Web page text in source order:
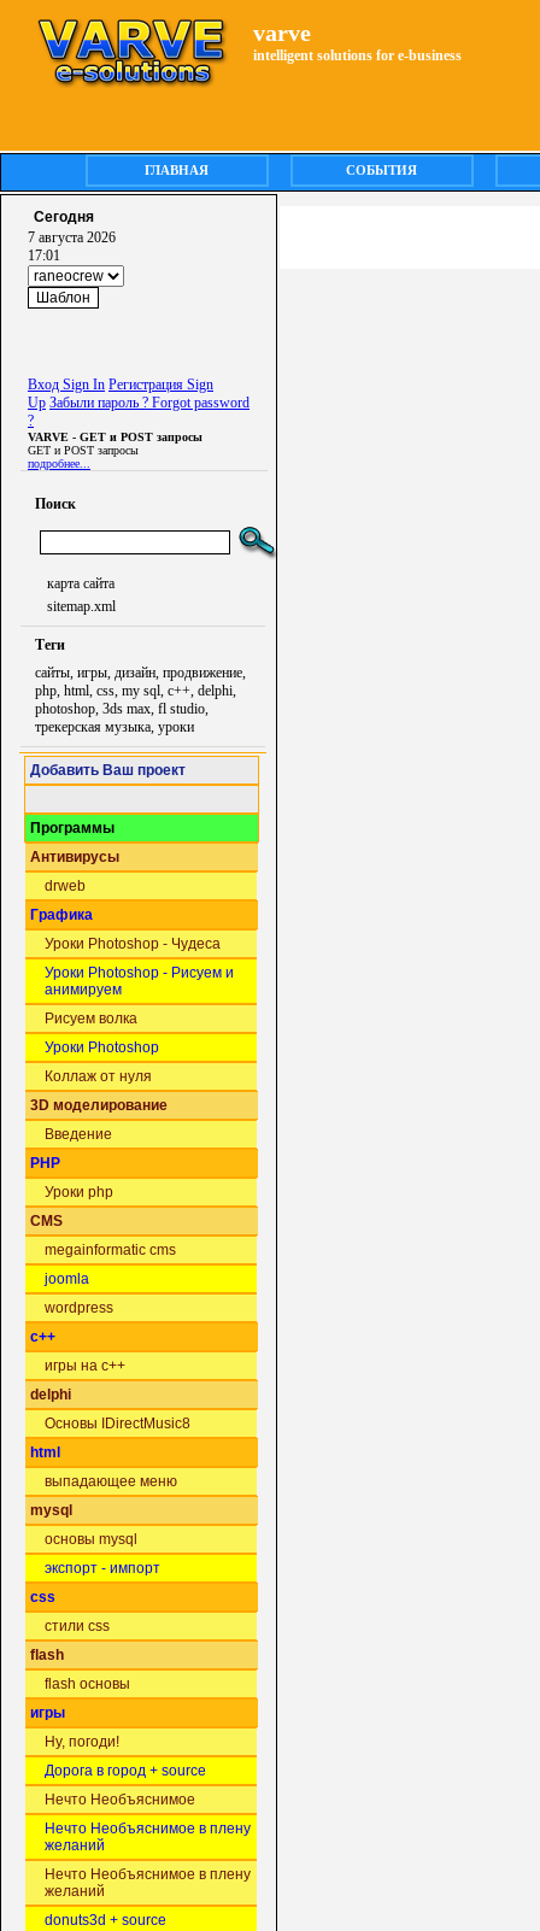
varve
intelligent solutions for e-business
ГЛАВНАЯ СОБЫТИЯ
Сегодня
7 августа 2026
17:01
Вход Sign In Регистрация Sign
Up Забыли пароль ? Forgot password
?
VARVE - GET и POST запросы
GET и POST запросы
подробнее...
Поиск
карта сайта
sitemap.xml
Теги
сайты, игры, дизайн, продвижение,
php, html, css, my sql, c++, delphi,
photoshop, 3ds max, fl studio,
трекерская музыка, уроки
Добавить Ваш проект
Программы
Антивирусы
drweb
Графика
Уроки Photoshop - Чудеса
Уроки Photoshop - Рисуем и
анимируем
Рисуем волка
Уроки Photoshop
Коллаж от нуля
3D моделирование
Введение
PHP
Уроки php
CMS
megainformatic cms
joomla
wordpress
c++
игры на c++
delphi
Основы IDirectMusic8
html
выпадающее меню
mysql
основы mysql
экспорт - импорт
css
стили css
flash
flash основы
игры
Ну, погоди!
Дорога в город + source
Нечто Необъяснимое
Нечто Необъяснимое в плену
желаний
Нечто Необъяснимое в плену
желаний
donuts3d + source